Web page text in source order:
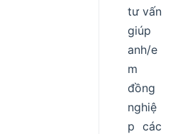
tư vấn
giúp
anh/e
m
đồng
nghiệ
p các